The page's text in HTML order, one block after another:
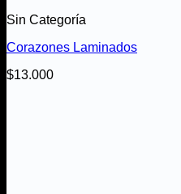
Sin Categoría
Corazones Laminados
$13.000